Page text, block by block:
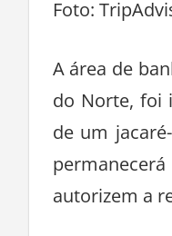
Foto:
A área de
do Norte, foi
de um
autorizem a